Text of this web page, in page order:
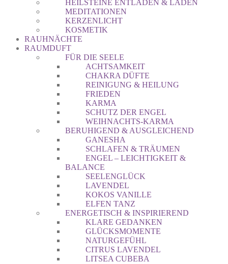
HEILSTEINE ENTLADEN & LADEN
MEDITATIONEN
KERZENLICHT
KOSMETIK
RAUHNÄCHTE
RAUMDUFT
FÜR DIE SEELE
ACHTSAMKEIT
CHAKRA DÜFTE
REINIGUNG & HEILUNG
FRIEDEN
KARMA
SCHUTZ DER ENGEL
WEIHNACHTS-KARMA
BERUHIGEND & AUSGLEICHEND
GANESHA
SCHLAFEN & TRÄUMEN
ENGEL – LEICHTIGKEIT &
BALANCE
SEELENGLÜCK
LAVENDEL
KOKOS VANILLE
ELFEN TANZ
ENERGETISCH & INSPIRIEREND
KLARE GEDANKEN
GLÜCKSMOMENTE
NATURGEFÜHL
CITRUS LAVENDEL
LITSEA CUBEBA